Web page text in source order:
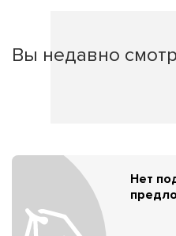
Вы недавно
Нет